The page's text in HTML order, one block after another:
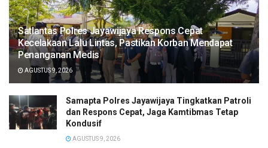
Satlantas Polres Jayawijaya Respons Cepat
Kecelakaan Lalu Lintas, Pastikan Korban Mendapat
Penanganan Medis
AGUSTUS 9, 2026
Samapta Polres Jayawijaya Tingkatkan Patroli
dan Respons Cepat, Jaga Kamtibmas Tetap
Kondusif
AGUSTUS 9, 2026